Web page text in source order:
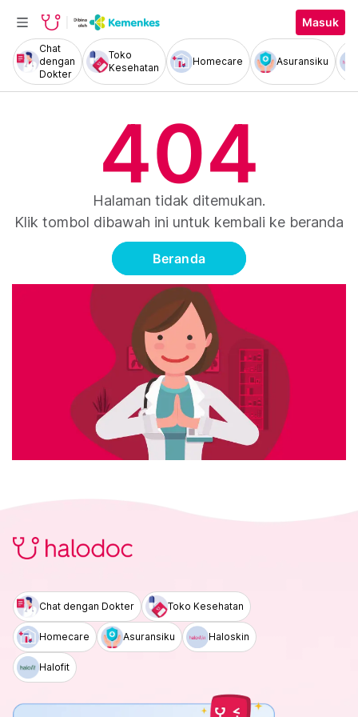
Masuk
Chat
dengan
Dokter
Toko
Kesehatan
Homecare Asuransiku
404
Halaman tidak ditemukan.
Klik tombol dibawah ini untuk kembali ke beranda
Beranda
Chat dengan Dokter Toko Kesehatan
Homecare Asuransiku Haloskin
Halofit